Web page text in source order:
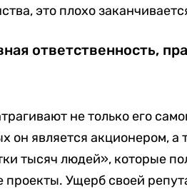
это плохо
ответственность,
не только его
он является акционером, а
тысяч людей», которые
проекты. Ущерб своей